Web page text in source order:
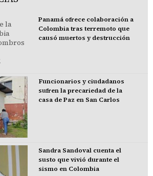
Panamá ofrece colaboración a
Colombia tras terremoto que
causó muertos y destrucción
Funcionarios y ciudadanos
sufren la precariedad de la
casa de Paz en San Carlos
Sandra Sandoval cuenta el
susto que vivió durante el
sismo en Colombia